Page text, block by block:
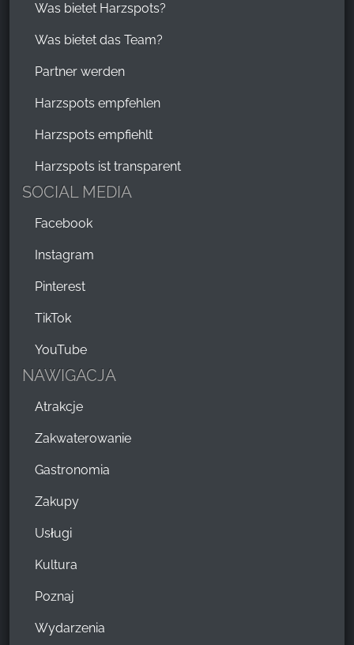
Was bietet Harzspots?
Was bietet das Team?
Partner werden
Harzspots empfehlen
Harzspots empfiehlt
Harzspots ist transparent
SOCIAL MEDIA
Facebook
Instagram
Pinterest
TikTok
YouTube
NAWIGACJA
Atrakcje
Zakwaterowanie
Gastronomia
Zakupy
Usługi
Kultura
Poznaj
Wydarzenia